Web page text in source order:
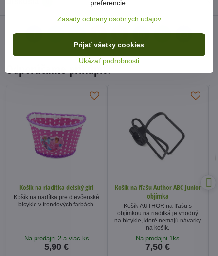
Odporúčame prikúpiť:
Košík na riaditka detský girl
Košík na riadítka pre dievčenské
bicykle v trendových farbách.
Na predajni 2 a viac ks
5,90 €
Košík na fľašu Author ABC-Junior
objímka
Košík AUTHOR na fľašu s
objímkou na riaditká je vhodný
na bicykle, ktoré nemajú návarky
na košík.
Na predajni 1ks
7,50 €
preferencie.
Zásady ochrany osobných údajov
Ukázať podrobnosti
Prijať všetky cookies